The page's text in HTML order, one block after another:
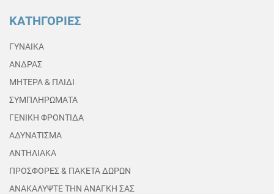
ΚΑΤΗΓΟΡΙΕΣ
ΓΥΝΑΙΚΑ
ΑΝΔΡΑΣ
ΜΗΤΕΡΑ & ΠΑΙΔΙ
ΣΥΜΠΛΗΡΩΜΑΤΑ
ΓΕΝΙΚΗ ΦΡΟΝΤΙΔΑ
ΑΔΥΝΑΤΙΣΜΑ
ΑΝΤΗΛΙΑΚΑ
ΠΡΟΣΦΟΡΕΣ & ΠΑΚΕΤΑ ΔΩΡΩΝ
ΑΝΑΚΑΛΥΨΤΕ ΤΗΝ ΑΝΑΓΚΗ ΣΑΣ